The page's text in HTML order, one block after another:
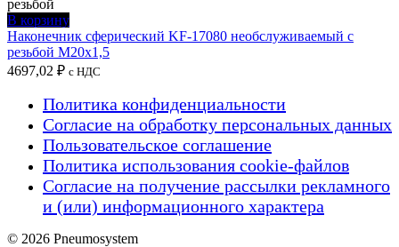
В корзину
Наконечник сферический KF-17080 необслуживаемый с
резьбой M20x1,5
4697,02 ₽ с НДС
Политика конфиденциальности
Согласие на обработку персональных данных
Пользовательское соглашение
Политика использования cookie-файлов
Согласие на получение рассылки рекламного
и (или) информационного характера
© 2026 Pneumosystem